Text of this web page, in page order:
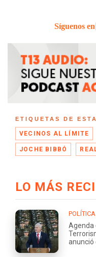
Síguenos en
ETIQUETAS DE
VECINOS AL LÍMITE
JOCHE BIBBÓ
LO MÁS
POLÍTICA
Agenda
anunció